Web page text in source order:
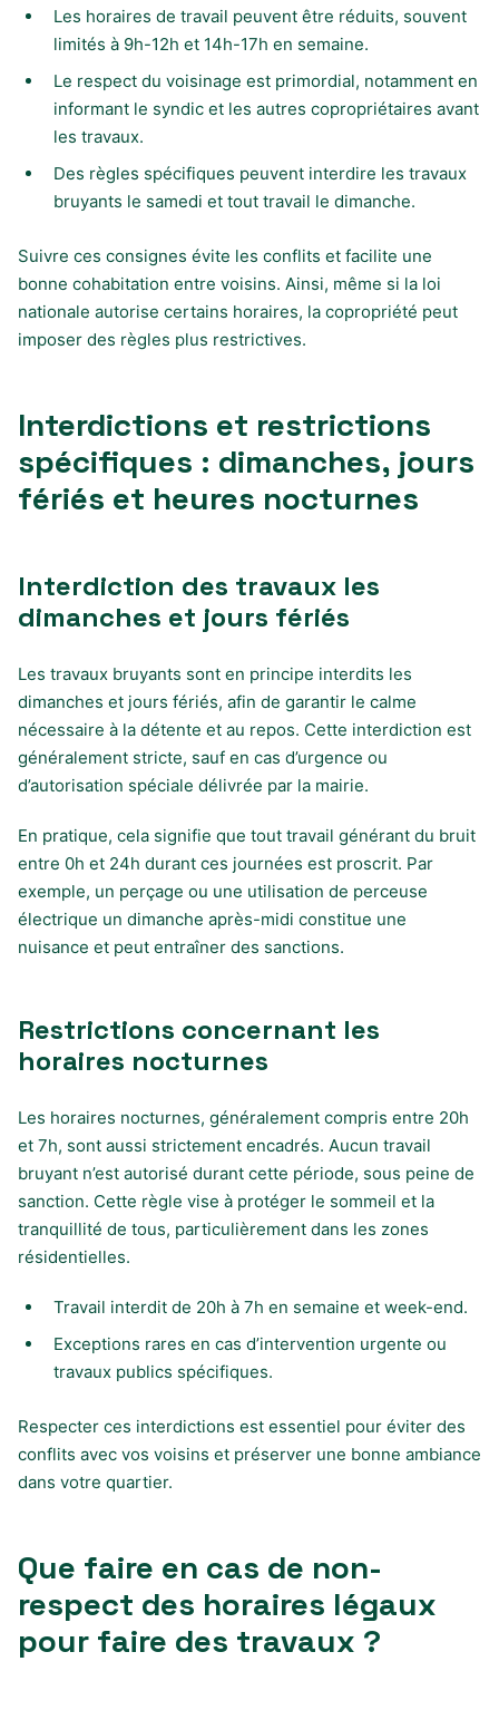
Les horaires de travail peuvent être réduits, souvent
limités à 9h-12h et 14h-17h en semaine.
Le respect du voisinage est primordial, notamment en
informant le syndic et les autres copropriétaires avant
les travaux.
Des règles spécifiques peuvent interdire les travaux
bruyants le samedi et tout travail le dimanche.
Suivre ces consignes évite les conflits et facilite une
bonne cohabitation entre voisins. Ainsi, même si la loi
nationale autorise certains horaires, la copropriété peut
imposer des règles plus restrictives.
Interdictions et restrictions
spécifiques : dimanches, jours
fériés et heures nocturnes
Interdiction des travaux les
dimanches et jours fériés
Les travaux bruyants sont en principe interdits les
dimanches et jours fériés, afin de garantir le calme
nécessaire à la détente et au repos. Cette interdiction est
généralement stricte, sauf en cas d’urgence ou
d’autorisation spéciale délivrée par la mairie.
En pratique, cela signifie que tout travail générant du bruit
entre 0h et 24h durant ces journées est proscrit. Par
exemple, un perçage ou une utilisation de perceuse
électrique un dimanche après-midi constitue une
nuisance et peut entraîner des sanctions.
Restrictions concernant les
horaires nocturnes
Les horaires nocturnes, généralement compris entre 20h
et 7h, sont aussi strictement encadrés. Aucun travail
bruyant n’est autorisé durant cette période, sous peine de
sanction. Cette règle vise à protéger le sommeil et la
tranquillité de tous, particulièrement dans les zones
résidentielles.
Travail interdit de 20h à 7h en semaine et week-end.
Exceptions rares en cas d’intervention urgente ou
travaux publics spécifiques.
Respecter ces interdictions est essentiel pour éviter des
conflits avec vos voisins et préserver une bonne ambiance
dans votre quartier.
Que faire en cas de non-
respect des horaires légaux
pour faire des travaux ?